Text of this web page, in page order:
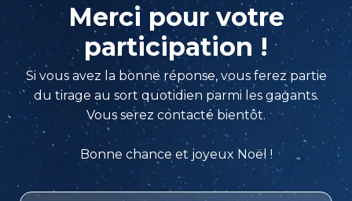
Merci pour votre
participation !
Si vous avez la bonne réponse, vous ferez partie
du tirage au sort quotidien parmi les gagants.
Vous serez contacté bientôt.
Bonne chance et joyeux Noël !